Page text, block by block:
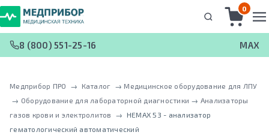
0
8 (800) 551-25-16 MAX
Медприбор ПРО → Каталог → Медицинское оборудование для ЛПУ
→ Оборудование для лабораторной диагностики → Анализаторы
газов крови и электролитов
→
HEMAX 53 - анализатор
гематологический автоматический